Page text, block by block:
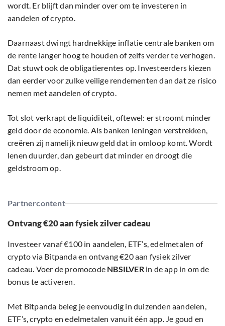
wordt. Er blijft dan minder over om te investeren in
aandelen of crypto.
Daarnaast dwingt hardnekkige inflatie centrale banken om
de rente langer hoog te houden of zelfs verder te verhogen.
Dat stuwt ook de obligatierentes op. Investeerders kiezen
dan eerder voor zulke veilige rendementen dan dat ze risico
nemen met aandelen of crypto.
Tot slot verkrapt de liquiditeit, oftewel: er stroomt minder
geld door de economie. Als banken leningen verstrekken,
creëren zij namelijk nieuw geld dat in omloop komt. Wordt
lenen duurder, dan gebeurt dat minder en droogt die
geldstroom op.
Partnercontent
Ontvang €20 aan fysiek zilver cadeau
Investeer vanaf €100 in aandelen, ETF’s, edelmetalen of
crypto via Bitpanda en ontvang €20 aan fysiek zilver
cadeau. Voer de promocode NBSILVERin de app in om de
bonus te activeren.
Met Bitpanda beleg je eenvoudig in duizenden aandelen,
ETF’s, crypto en edelmetalen vanuit één app. Je goud en